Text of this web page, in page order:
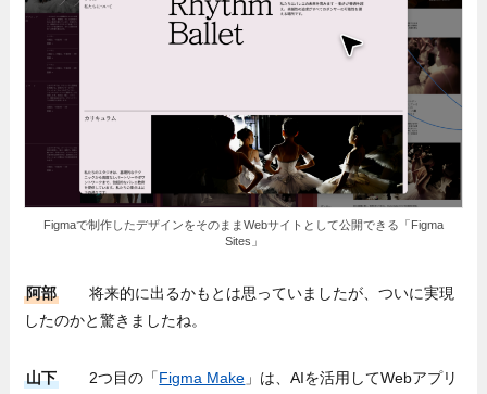
Figmaで制作したデザインをそのままWebサイトとして公開できる「Figma
Sites」
阿部
将来的に出るかもとは思っていましたが、ついに実現
したのかと驚きましたね。
山下 2つ目の「Figma Make 」は、AIを活用してWebアプリ